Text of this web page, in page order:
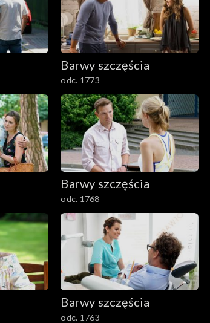
Barwy szczęścia
odc. 1773
Barwy szczęścia
odc. 1768
Barwy szczęścia
odc. 1763